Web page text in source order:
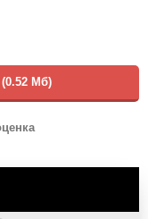
Мб)